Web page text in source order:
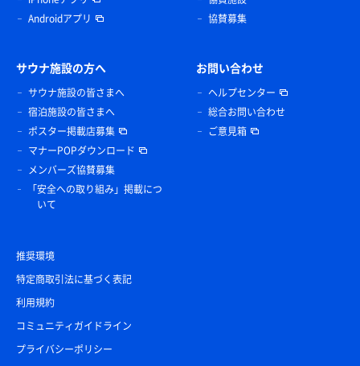
Androidアプリ
協賛募集
サウナ施設の方へ
サウナ施設の皆さまへ
宿泊施設の皆さまへ
ポスター掲載店募集
マナーPOPダウンロード
メンバーズ協賛募集
「安全への取り組み」掲載につ
いて
お問い合わせ
ヘルプセンター
総合お問い合わせ
ご意見箱
推奨環境
特定商取引法に基づく表記
利用規約
コミュニティガイドライン
プライバシーポリシー